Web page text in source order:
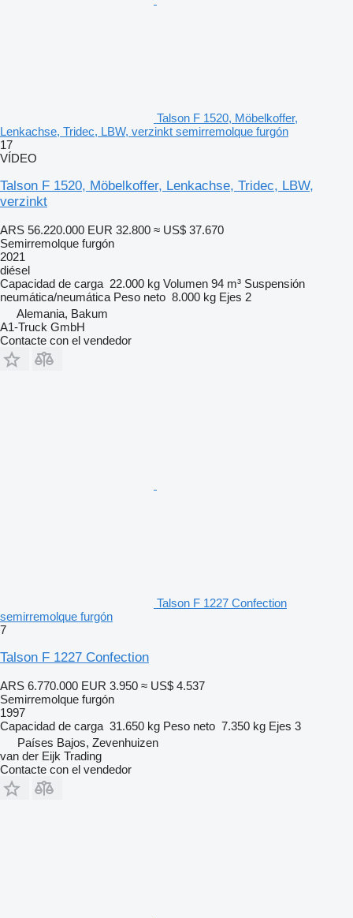
Talson F 1520, Möbelkoffer,
Lenkachse, Tridec, LBW, verzinkt semirremolque furgón
17
VÍDEO
Talson F 1520, Möbelkoffer, Lenkachse, Tridec, LBW,
verzinkt
ARS 56.220.000 EUR 32.800 ≈ US$ 37.670
Semirremolque furgón
2021
diésel
Capacidad de carga 22.000 kg Volumen 94 m³ Suspensión
neumática/neumática Peso neto 8.000 kg Ejes 2
Alemania, Bakum
A1-Truck GmbH
Contacte con el vendedor
Talson F 1227 Confection
semirremolque furgón
7
Talson F 1227 Confection
ARS 6.770.000 EUR 3.950 ≈ US$ 4.537
Semirremolque furgón
1997
Capacidad de carga 31.650 kg Peso neto 7.350 kg Ejes 3
Países Bajos, Zevenhuizen
van der Eijk Trading
Contacte con el vendedor